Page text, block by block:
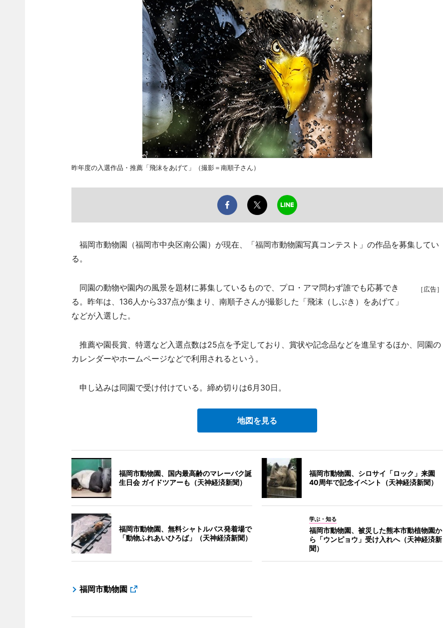
昨年度の入選作品・推薦「飛沫をあげて」（撮影＝南順子さん）
福岡市動物園（福岡市中央区南公園）が現在、「福岡市動物園写真コンテスト」の作品を募集してい
る。
［広告］
同園の動物や園内の風景を題材に募集しているもので、プロ・アマ問わず誰でも応募でき
る。昨年は、136人から337点が集まり、南順子さんが撮影した「飛沫（しぶき）をあげて」
などが入選した。
推薦や園長賞、特選など入選点数は25点を予定しており、賞状や記念品などを進呈するほか、同園の
カレンダーやホームページなどで利用されるという。
申し込みは同園で受け付けている。締め切りは6月30日。
地図を見る
福岡市動物園、国内最高齢のマレーバク誕
生日会 ガイドツアーも（天神経済新聞）
福岡市動物園、シロサイ「ロック」来園
40周年で記念イベント（天神経済新聞）
福岡市動物園、無料シャトルバス発着場で
「動物ふれあいひろば」（天神経済新聞）
学ぶ・知る
福岡市動物園、被災した熊本市動植物園か
ら「ウンピョウ」受け入れへ（天神経済新
聞）
福岡市動物園